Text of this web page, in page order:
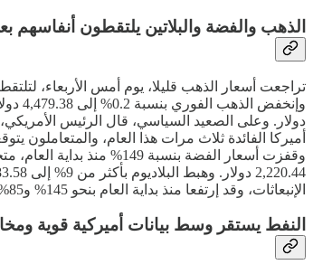
الذهب والفضة والبلاتين يلتقطون أنفاسهم
دولار. وعلى الصعيد السياسي، قال الرئيس
الإنبعاثات، وقد إرتفعا منذ بداية العام بنحو 145% و85% على التوالي، مدفوعين بشح المعروض من المناجم، وعدم اليقين بشأن الرسوم الجمركية، وتحول بعض المستثمرين من الذهب إلى هذه المعادن.
النفط يستقر وسط بيانات أميركية قوية